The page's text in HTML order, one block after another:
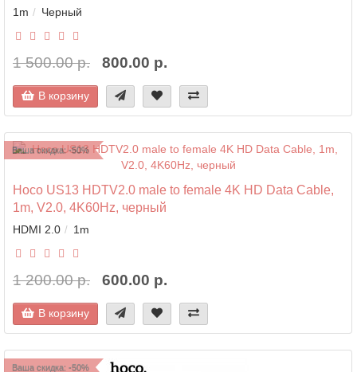
1m Черный
1 500.00 р. 800.00 р.
В корзину
Ваша скидка: -50%
Hoco US13 HDTV2.0 male to female 4K HD Data Cable,
1m, V2.0, 4K60Hz, черный
HDMI 2.0 1m
1 200.00 р. 600.00 р.
В корзину
Ваша скидка: -50%